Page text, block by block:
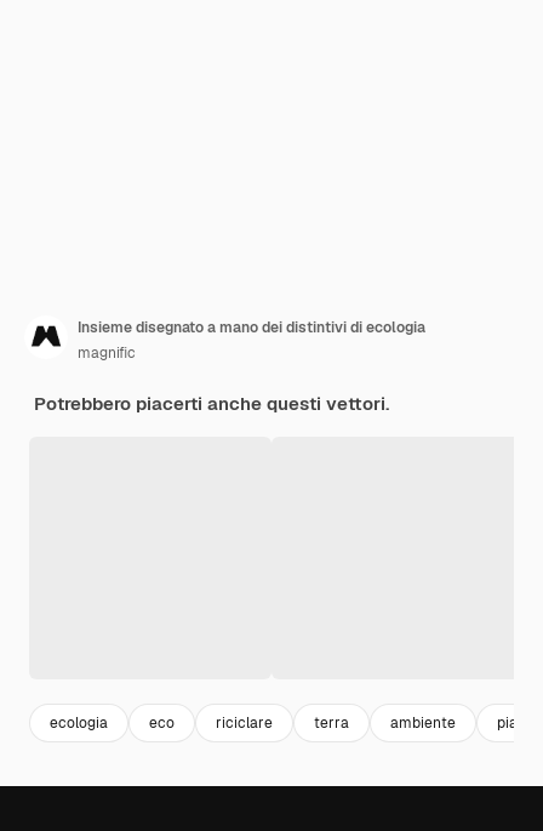
Insieme disegnato a mano dei distintivi di ecologia
magnific
Potrebbero piacerti anche questi vettori.
ecologia eco riciclare terra ambiente